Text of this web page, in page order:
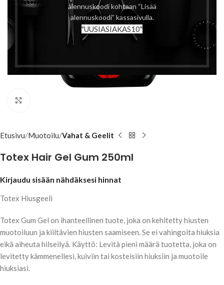
alennuskoodi kohtaan “Lisää
alennuskoodi” kassasivulla.
"UUSIASIAKAS10"
Etusivu Muotoilu Vahat & Geelit
Totex Hair Gel Gum 250ml
Kirjaudu sisään nähdäksesi hinnat
Totex Hiusgeeli
Totex Gum Gel on ihanteellinen tuote, joka on kehitetty hiusten
muotoiluun ja kiiltävien hiusten saamiseen. Se ei vahingoita hiuksia
eikä aiheuta hilseilyä. Käyttö: Levitä pieni määrä tuotetta, joka on
levitetty kämmenellesi, kuiviin tai kosteisiin hiuksiin ja muotoile
hiuksiasi.